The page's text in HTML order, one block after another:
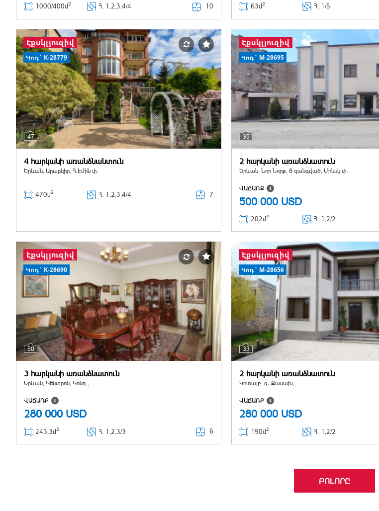
1000/400մ2 Հ. 1,2,3,4/4 10 63մ2 Հ. 1/5
47
Կոդ` K-28779
Էքսկլյուզիվ
4 հարկանի առանձնանտուն
Երևան, Արաբկիր, Հ.Էմին փ.
470մ2 Հ . 1,2,3,4/4 7
35
Կոդ` M-28695
Էքսկլյուզիվ
2 հարկանի առանձնատուն
Երևան, Նոր Նորք, 8 զանգված, Մինսկ փ.
ՎԱՃԱՌՔ
500 000 USD
202մ2 Հ . 1,2/2
50
Կոդ` K-28690
Էքսկլյուզիվ
3 հարկանի առանձնատուն
Երևան, Կենտրոն, Կոնդ ,
ՎԱՃԱՌՔ
280 000 USD
243.3մ2 Հ . 1,2,3/3 6
33
Կոդ` M-28656
Էքսկլյուզիվ
2 հարկանի առանձնատուն
Կոտայք, գ․ Քասախ,
ՎԱՃԱՌՔ
280 000 USD
190մ2 Հ . 1,2/2
ԲՈԼՈՐԸ